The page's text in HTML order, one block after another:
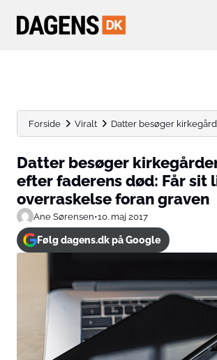
Forside Viralt Datter besøger
Datter besøger
efter faderens død: Får sit
overraskelse foran graven
Ane Sørensen•10. maj 2017
Følg dagens.dk på Google